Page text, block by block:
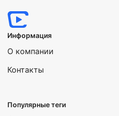
Информация
О компании
Контакты
Популярные теги